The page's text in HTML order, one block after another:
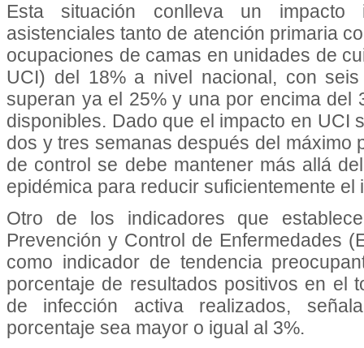
Esta situación conlleva un impacto
asistenciales tanto de atención primaria
ocupaciones de camas en unidades de
UCI) del 18% a nivel nacional, con
superan ya el 25% y una por encima del
disponibles. Dado que el impacto en UCI
dos y tres semanas después del máximo
de control se debe mantener más allá
epidémica para reducir suficientemente
Otro de los indicadores que
Prevención y Control de Enfermedades
como indicador de tendencia
porcentaje de resultados positivos en el
de infección activa realizados,
porcentaje sea mayor o igual al 3%.